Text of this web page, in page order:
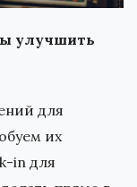
улучшить
для
их
in для